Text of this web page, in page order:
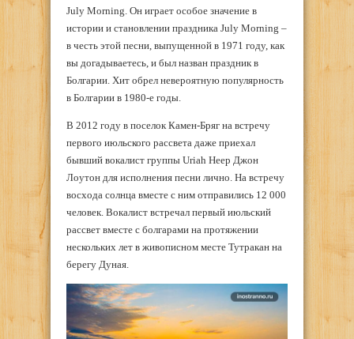
July Morning. Он играет особое значение в
истории и становлении праздника July Morning –
в честь этой песни, выпущенной в 1971 году, как
вы догадываетесь, и был назван праздник в
Болгарии. Хит обрел невероятную популярность
в Болгарии в 1980-е годы.
В 2012 году в поселок Камен-Бряг на встречу
первого июльского рассвета даже приехал
бывший вокалист группы Uriah Heep Джон
Лоутон для исполнения песни лично. На встречу
восхода солнца вместе с ним отправились 12 000
человек. Вокалист встречал первый июльский
рассвет вместе с болгарами на протяжении
нескольких лет в живописном месте Тутракан на
берегу Дуная.